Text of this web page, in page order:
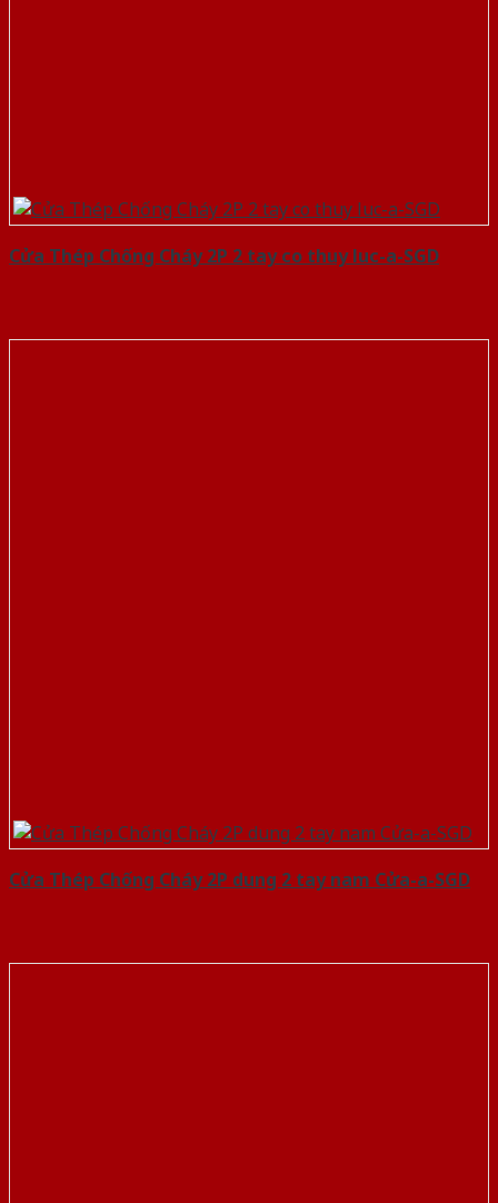
Cửa Thép Chống Cháy 2P 2 tay co thuy luc-a-SGD
Cửa Thép Chống Cháy 2P dung 2 tay nam Cửa-a-SGD